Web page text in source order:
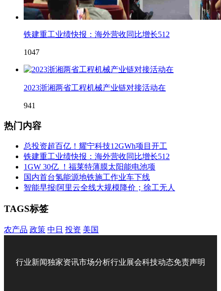
铁建重工业绩快报：海外营收同比增长512
1047
2023浙湘两省工程机械产业链对接活动在
941
热门内容
总投资超百亿！耀宁科技12GWh项目开工
铁建重工业绩快报：海外营收同比增长512
1GW 30亿 ！福莱特薄膜太阳能电池项
国内首台氢能源地铁施工作业车下线
智能早报|阿里云全线大规模降价；徐工无人
TAGS标签
农产品 政策 中日 投资 美国
行业新闻独家资讯市场分析行业展会科技动态免责声明